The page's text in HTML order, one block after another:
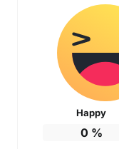
Happy
0 %